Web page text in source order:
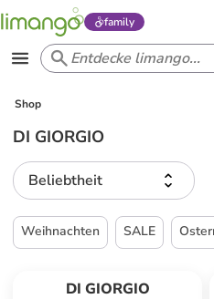
family
Shop
DI GIORGIO
Beliebtheit
Weihnachten SALE
DI GIORGIO